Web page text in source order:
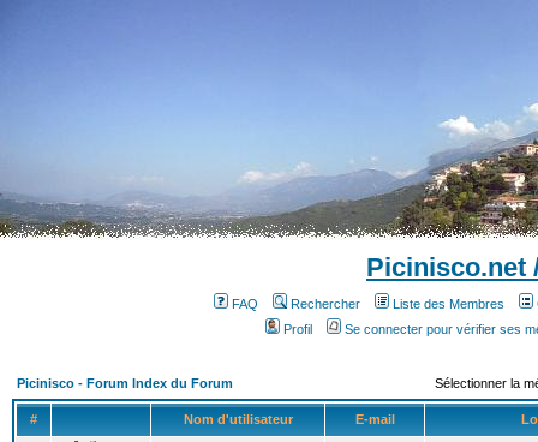
Picinisco.net
FAQ Rechercher Liste des Membres
Profil
Se connecter pour vérifier ses
Picinisco - Forum Index du Forum Sélectionner la
# Nom d'utilisateur E-mail